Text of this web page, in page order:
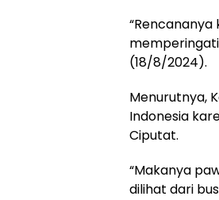
(18/8/2024).
Menurutnya,
Indonesia
Ciputat.
“Makanya
dilihat dari